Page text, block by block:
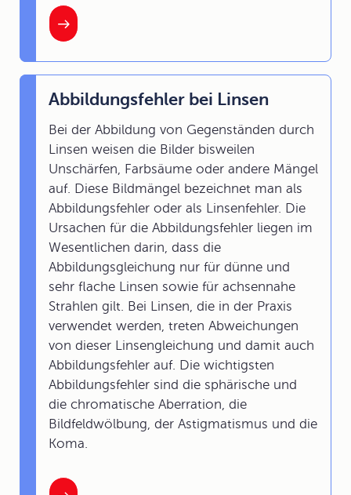
Abbildungsfehler bei Linsen
Bei der Abbildung von Gegenständen durch
Linsen weisen die Bilder bisweilen
Unschärfen, Farbsäume oder andere Mängel
auf. Diese Bildmängel bezeichnet man als
Abbildungsfehler oder als Linsenfehler. Die
Ursachen für die Abbildungsfehler liegen im
Wesentlichen darin, dass die
Abbildungsgleichung nur für dünne und
sehr flache Linsen sowie für achsennahe
Strahlen gilt. Bei Linsen, die in der Praxis
verwendet werden, treten Abweichungen
von dieser Linsengleichung und damit auch
Abbildungsfehler auf. Die wichtigsten
Abbildungsfehler sind die sphärische und
die chromatische Aberration, die
Bildfeldwölbung, der Astigmatismus und die
Koma.